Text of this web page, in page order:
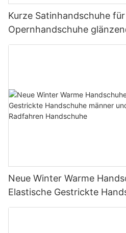
Kurze Satinhandschuhe
Opernhandschuhe
Handschuhe für Ballsaal
Neue Winter Warme
Elastische Gestrickte
Frauen Kälte beständig